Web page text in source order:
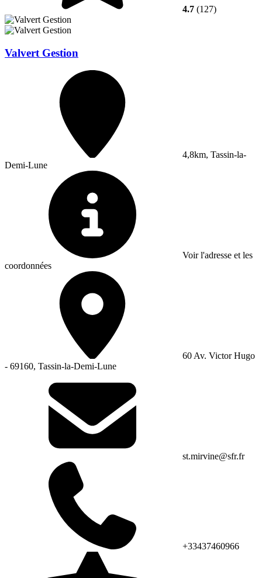
4.7 (127)
Valvert Gestion
4,8km, Tassin-la-
Demi-Lune
Voir l'adresse et les
coordonnées
60 Av. Victor Hugo
- 69160, Tassin-la-Demi-Lune
st.mirvine@sfr.fr
+33437460966